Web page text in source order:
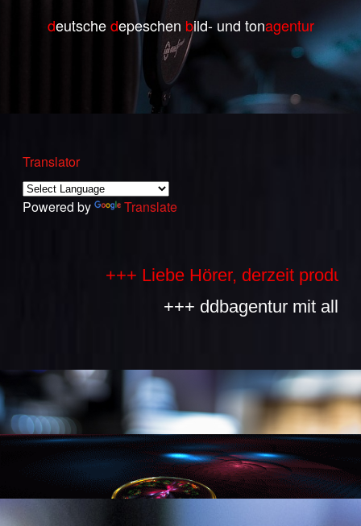
deutschedepeschen bild- und tonagentur
Translator
Powered by Translate
+++ Liebe Hörer, derzeit
+++ ddbagentur mit allen